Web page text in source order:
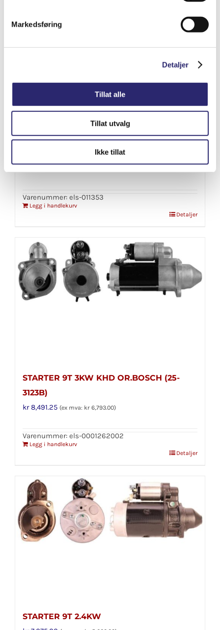
Markedsføring
Detaljer
Tillat alle
Tillat utvalg
Ikke tillat
STARTER 12V 2,6KW 9T
Varenummer: els-011353
Legg i handlekurv
Detaljer
STARTER 9T 3KW KHD OR.BOSCH (25-
3123B)
kr8,491.25 (ex mva: kr 6,793.00)
Varenummer: els-0001262002
Legg i handlekurv
Detaljer
STARTER 9T 2.4KW